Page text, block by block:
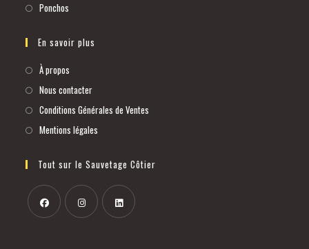
Ponchos
En savoir plus
À propos
Nous contacter
Conditions Générales de Ventes
Mentions légales
Tout sur le Sauvetage Côtier